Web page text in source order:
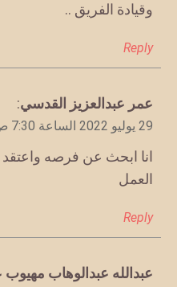
وقيادة الفريق ..
Reply
يقول
عمر عبدالعزيز القدسي:
29 يوليو 2022 الساعة 7:30 ص
انا ابحث عن فرصه واعتقد
العمل
Reply
يقول
عبدالله عبدالوهاب مهيوب